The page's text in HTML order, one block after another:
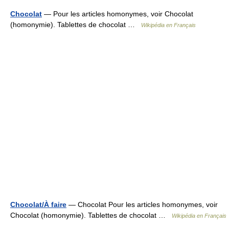
Chocolat — Pour les articles homonymes, voir Chocolat
(homonymie). Tablettes de chocolat …
Wikipédia en Français
Chocolat/À faire — Chocolat Pour les articles homonymes, voir
Chocolat (homonymie). Tablettes de chocolat …
Wikipédia en Français